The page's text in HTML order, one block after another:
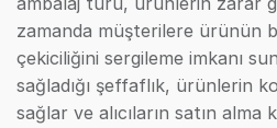
zamanda müşterilere ürünün
çekiciliğini sergileme imkanı
sağladığı şeffaflık, ürünlerin
sağlar ve alıcıların satın alma